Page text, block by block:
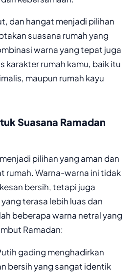
dan hangat menjadi pilihan
suasana rumah yang
warna yang tepat juga
karakter rumah kamu, baik itu
maupun rumah kayu
Suasana Ramadan
pilihan yang aman dan
rumah. Warna-warna ini tidak
bersih, tetapi juga
terasa lebih luas dan
beberapa warna netral yang
Ramadan:
gading menghadirkan
bersih yang sangat identik